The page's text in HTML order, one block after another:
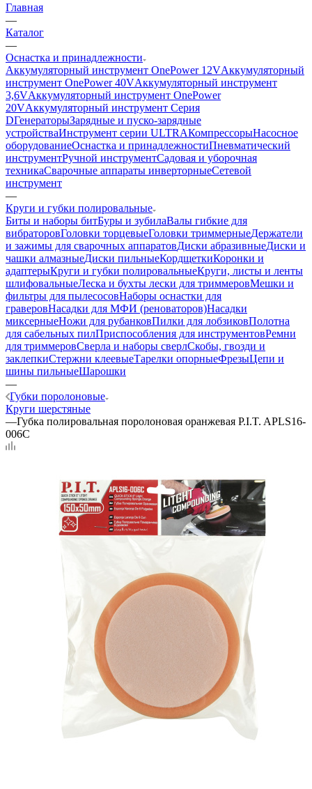
Главная
—
Каталог
—
Оснастка и принадлежности
Аккумуляторный инструмент OnePower 12VАккумуляторный
инструмент OnePower 40VАккумуляторный инструмент
3,6VАккумуляторный инструмент OnePower
20VАккумуляторный инструмент Серия
DГенераторыЗарядные и пуско-зарядные
устройстваИнструмент серии ULTRAКомпрессорыНасосное
оборудованиеОснастка и принадлежностиПневматический
инструментРучной инструментСадовая и уборочная
техникаСварочные аппараты инверторныеСетевой
инструмент
—
Круги и губки полировальные
Биты и наборы битБуры и зубилаВалы гибкие для
вибраторовГоловки торцевыеГоловки триммерныеДержатели
и зажимы для сварочных аппаратовДиски абразивныеДиски и
чашки алмазныеДиски пильныеКордщеткиКоронки и
адаптерыКруги и губки полировальныеКруги, листы и ленты
шлифовальныеЛеска и бухты лески для триммеровМешки и
фильтры для пылесосовНаборы оснастки для
граверовНасадки для МФИ (реноваторов)Насадки
миксерныеНожи для рубанковПилки для лобзиковПолотна
для сабельных пилПриспособления для инструментовРемни
для триммеровСверла и наборы сверлСкобы, гвозди и
заклепкиСтержни клеевыеТарелки опорныеФрезыЦепи и
шины пильныеШарошки
—
Губки поролоновые
Круги шерстяные
—Губка полировальная поролоновая оранжевая P.I.T. APLS16-
006C